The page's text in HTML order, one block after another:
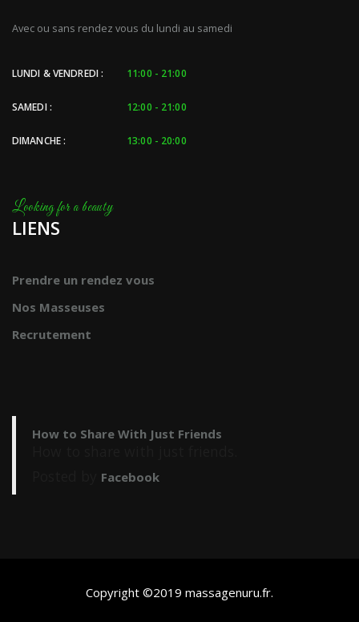
Avec ou sans rendez vous du lundi au samedi
LUNDI & VENDREDI : 11:00 - 21:00
SAMEDI : 12:00 - 21:00
DIMANCHE : 13:00 - 20:00
LIENS
Prendre un rendez vous
Nos Masseuses
Recrutement
How to Share With Just Friends
Facebook
Copyright ©2019 massagenuru.fr.